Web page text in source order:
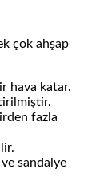
çok ahşap
hava katar.
fazla
sandalye